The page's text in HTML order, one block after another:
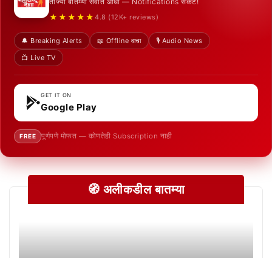
★★★★★ 4.8 (12K+ reviews)
🔔 Breaking Alerts 📖 Offline वाचा
🎙️ Audio News
📺 Live TV
GET IT ON
Google Play
FREE पूर्णपणे मोफत — कोणतेही Subscription नाही
🧭 अलीकडील बातम्या